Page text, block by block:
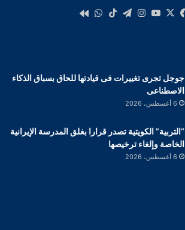
فيسبوك
‫X
‫YouTube
انستقرام
تيلقرام‫TikTokواتساب
جوجل تجرى تغييرات فى قيادتها للحاق بسباق الذكاء
الاصطناعى
6 أغسطس، 2026
“التربية” الكويتية تصدر قرارا بغلق المدرسة الإيرانية
الخاصة وإلغاء ترخيصها
6 أغسطس، 2026